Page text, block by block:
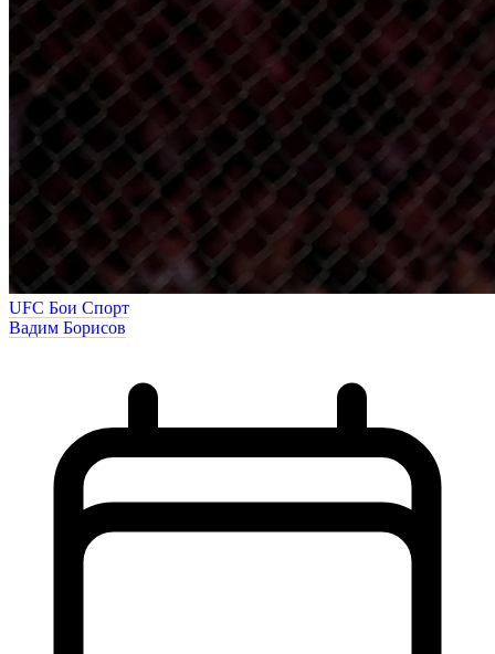
UFC Бои Спорт
Вадим Борисов